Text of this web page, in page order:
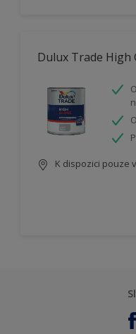
Dulux Trade High
K dispozici pouze